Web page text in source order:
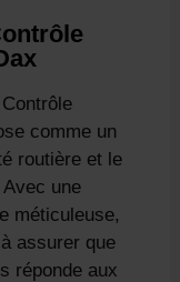
comme un
routière et le
une
méticuleuse,
assurer que
réponde aux